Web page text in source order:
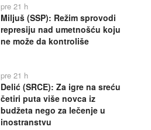
pre 21 h
Miljuš (SSP): Režim sprovodi
represiju nad umetnošću koju
ne može da kontroliše
pre 21 h
Delić (SRCE): Za igre na sreću
četiri puta više novca iz
budžeta nego za lečenje u
inostranstvu